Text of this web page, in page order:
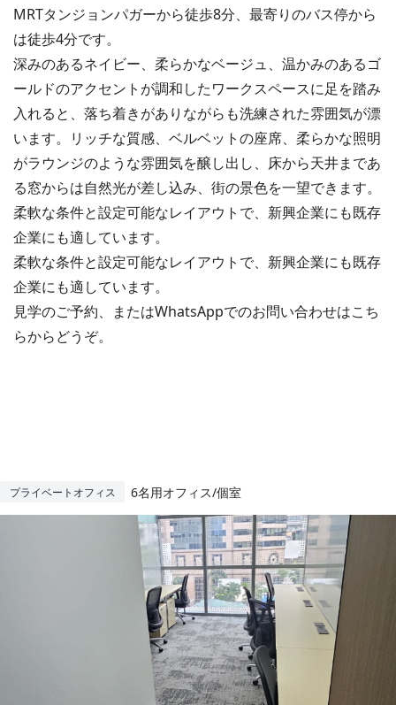
MRTタンジョンパガーから徒歩8分、最寄りのバス停から
は徒歩4分です。
深みのあるネイビー、柔らかなベージュ、温かみのあるゴ
ールドのアクセントが調和したワークスペースに足を踏み
入れると、落ち着きがありながらも洗練された雰囲気が漂
います。リッチな質感、ベルベットの座席、柔らかな照明
がラウンジのような雰囲気を醸し出し、床から天井まであ
る窓からは自然光が差し込み、街の景色を一望できます。
柔軟な条件と設定可能なレイアウトで、新興企業にも既存
企業にも適しています。
柔軟な条件と設定可能なレイアウトで、新興企業にも既存
企業にも適しています。
見学のご予約、またはWhatsAppでのお問い合わせはこち
らからどうぞ。
プライベートオフィス 6名用オフィス/個室